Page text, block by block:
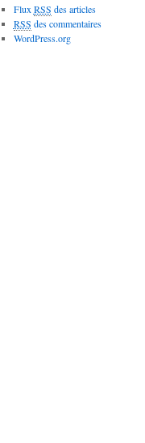
Flux RSS des articles
RSS des commentaires
WordPress.org